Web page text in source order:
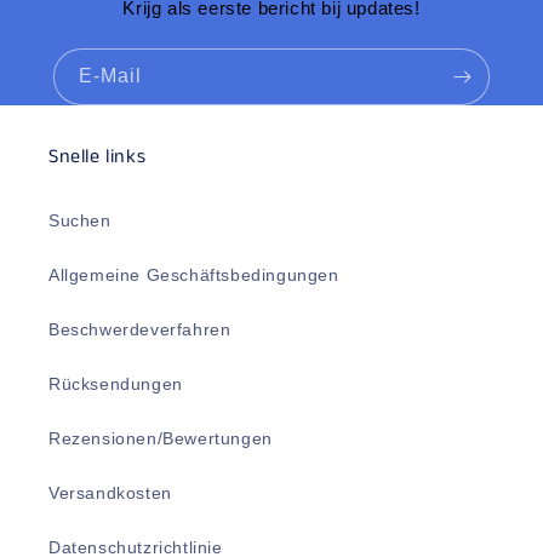
Krijg als eerste bericht bij updates!
E-Mail
Snelle links
Suchen
Allgemeine Geschäftsbedingungen
Beschwerdeverfahren
Rücksendungen
Rezensionen/Bewertungen
Versandkosten
Datenschutzrichtlinie